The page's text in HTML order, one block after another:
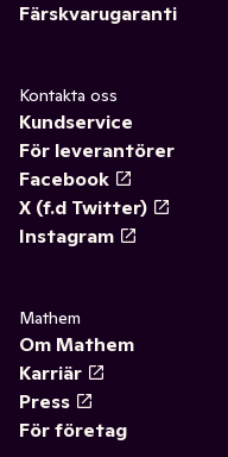
Färskvarugaranti
Kontakta oss
Kundservice
För leverantörer
Facebook
X (f.d Twitter)
Instagram
Mathem
Om Mathem
Karriär
Press
För företag